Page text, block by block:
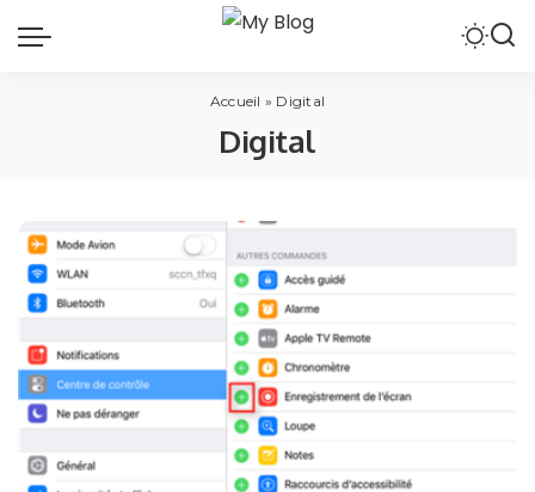
Accueil » Digital
Digital